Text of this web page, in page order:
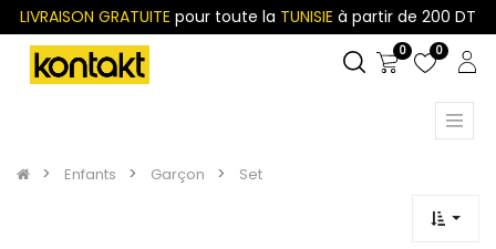
LIVRAISON GRATUITE pour toute la TUNISIE à partir de 200 DT
0 0
Enfants Garçon Set